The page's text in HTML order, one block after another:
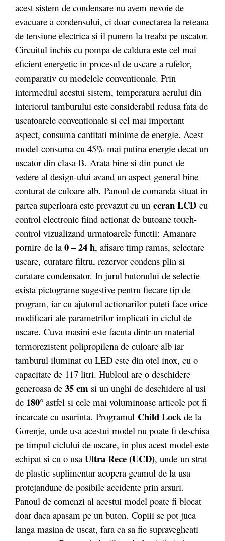
acest sistem de condensare nu avem nevoie de
evacuare a condensului, ci doar conectarea la reteaua
de tensiune electrica si il punem la treaba pe uscator.
Circuitul inchis cu pompa de caldura este cel mai
eficient energetic in procesul de uscare a rufelor,
comparativ cu modelele conventionale. Prin
intermediul acestui sistem, temperatura aerului din
interiorul tamburului este considerabil redusa fata de
uscatoarele conventionale si cel mai important
aspect, consuma cantitati minime de energie. Acest
model consuma cu 45% mai putina energie decat un
uscator din clasa B. Arata bine si din punct de
vedere al design-ului avand un aspect general bine
conturat de culoare alb. Panoul de comanda situat in
partea superioara este prevazut cu un ecran LCD cu
control electronic fiind actionat de butoane touch-
control vizualizand urmatoarele functii: Amanare
pornire de la 0 – 24 h, afisare timp ramas, selectare
uscare, curatare filtru, rezervor condens plin si
curatare condensator. In jurul butonului de selectie
exista pictograme sugestive pentru fiecare tip de
program, iar cu ajutorul actionarilor puteti face orice
modificari ale parametrilor implicati in ciclul de
uscare. Cuva masini este facuta dintr-un material
termorezistent polipropilena de culoare alb iar
tamburul iluminat cu LED este din otel inox, cu o
capacitate de 117 litri. Hubloul are o deschidere
generoasa de 35 cm si un unghi de deschidere al usi
de 180° astfel si cele mai voluminoase articole pot fi
incarcate cu usurinta. Programul Child Lock de la
Gorenje, unde usa acestui model nu poate fi deschisa
pe timpul ciclului de uscare, in plus acest model este
echipat si cu o usa Ultra Rece (UCD), unde un strat
de plastic suplimentar acopera geamul de la usa
protejandune de posibile accidente prin arsuri.
Panoul de comenzi al acestui model poate fi blocat
doar daca apasam pe un buton. Copiii se pot juca
langa masina de uscat, fara ca sa fie supravegheati